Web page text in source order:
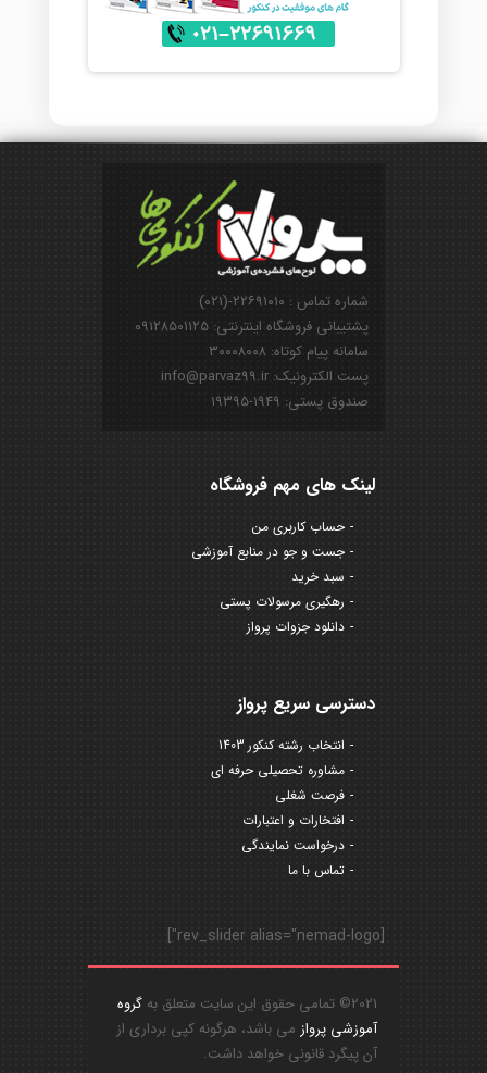
شماره تماس : ۲۲۶۹۱۰۱۰-(۰۲۱)
پشتیبانی فروشگاه اینترنتی: ۰۹۱۲۸۵۰۱۱۲۵
سامانه پیام کوتاه: ۳۰۰۰۸۰۰۸
پست الکترونیک: info@parvaz99.ir
صندوق پستی: ۱۹۴۹-۱۹۳۹۵
لینک های مهم فروشگاه
حساب کاربری من
جست و جو در منابع آموزشی
سبد خرید
رهگیری مرسولات پستی
دانلود جزوات پرواز
دسترسی سریع پرواز
انتخاب رشته کنکور 1403
مشاوره تحصیلی حرفه ای
فرصت شغلی
افتخارات و اعتبارات
درخواست نمایندگی
تماس با ما
[rev_slider alias="nemad-logo"]
2021© تمامی حقوق این سایت متعلق به
گروه
آموزشی پرواز می باشد، هرگونه کپی برداری از
آن پیگرد قانونی خواهد داشت.